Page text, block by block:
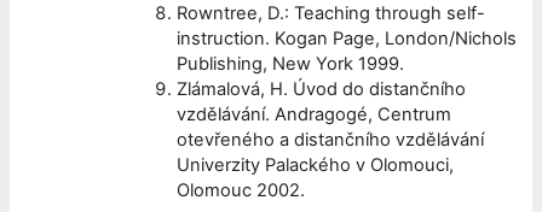
Rowntree, D.: Teaching through self-
instruction. Kogan Page, London/Nichols
Publishing, New York 1999.
Zlámalová, H. Úvod do distančního
vzdělávání. Andragogé, Centrum
otevřeného a distančního vzdělávání
Univerzity Palackého v Olomouci,
Olomouc 2002.